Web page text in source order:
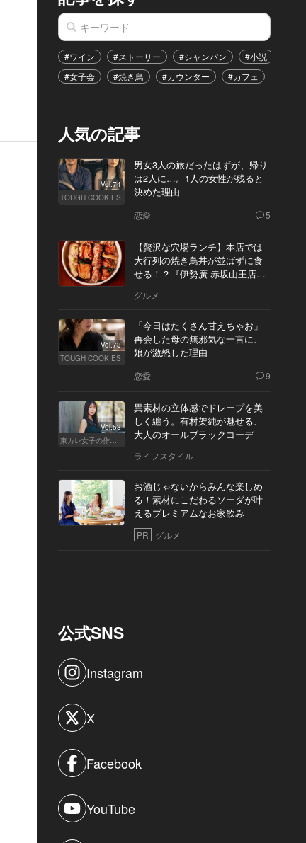
#ワイン #ストーリー #シャンパン #小説
#女子会
#焼き鳥 #カウンター #カフェ
人気の記事
Vol.74
TOUGH COOKIES
男女3人の旅だったはずが、帰り
は2人に…。1人の女性が残ると
決めた理由
恋愛 5
【贅沢な穴場ランチ】本店では
大行列の焼き鳥丼が並ばずに食
せる！？『伊勢廣 赤坂山王店』
グルメ
Vol.73
TOUGH COOKIES
「今日はたくさん甘えちゃお」
再会した母の無邪気な一言に、
娘が激怒した理由
恋愛 9
Vol.53
東カレ女子の作り方
異素材の立体感でドレープを美
しく纏う。有村架純が魅せる、
大人のオールブラックコーデ
ライフスタイル
お酒じゃないからみんな楽しめ
る！素材にこだわるソーダが叶
えるプレミアムなお家飲み
PR グルメ
公式SNS
Instagram
X
Facebook
YouTube